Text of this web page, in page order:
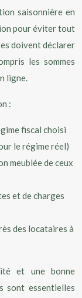
saisonnière en
pour éviter tout
doivent déclarer
les sommes
ligne.
:
fiscal choisi
le régime réel)
meublée de ceux
et de charges
des locataires à
et une bonne
sont essentielles